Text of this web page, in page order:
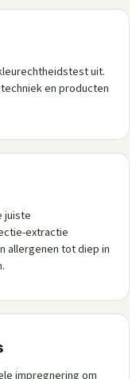
uit.
en producten
juiste
extractie
allergenen tot diep in